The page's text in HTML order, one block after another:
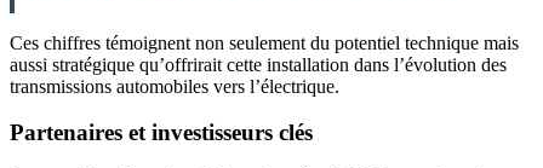
Ces chiffres témoignent non seulement du potentiel technique mais
aussi stratégique qu’offrirait cette installation dans l’évolution des
transmissions automobiles vers l’électrique.
Partenaires et investisseurs clés